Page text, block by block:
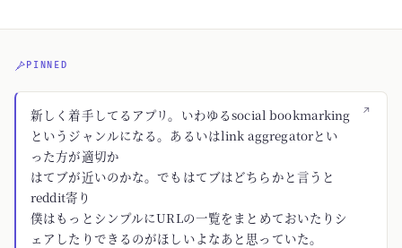
PINNED
↗
新しく着手してるアプリ。いわゆるsocial bookmarking
というジャンルになる。あるいはlink aggregatorとい
った方が適切か
はてブが近いのかな。でもはてブはどちらかと言うと
reddit寄り
僕はもっとシンプルにURLの一覧をまとめておいたりシ
ェアしたりできるのがほしいよなあと思っていた。